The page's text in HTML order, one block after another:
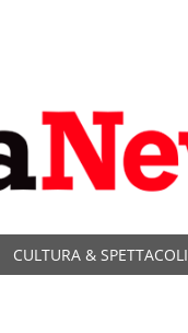
CULTURA & SPETTACOLI